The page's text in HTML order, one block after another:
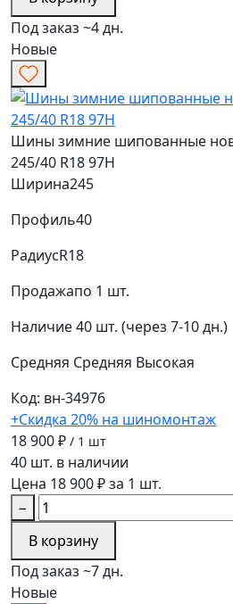
Под заказ ~4 дн.
Новые
Шины зимние шипованные
245/40 R18 97H
Ширина245
Профиль40
РадиусR18
Продажапо 1 шт.
Наличие40 шт. (через 7-10 дн.)
Средняя Средняя Высокая
Код: вн-34976
+Скидка 20% на шиномонтаж
18 900 ₽ / 1 шт
40 шт. в наличии
Цена 18 900 ₽ за 1 шт.
−
В корзину
Под заказ ~7 дн.
Новые